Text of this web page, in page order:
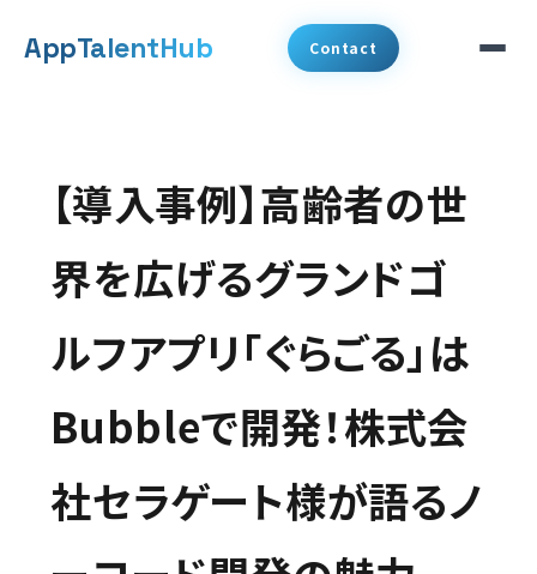
メ
AppTalentHub Contact
代表挨拶
事例
コラム
お知らせ
会社概要
【導入事例】高齢者の世
界を広げるグランドゴ
ルフアプリ「ぐらごる」は
Bubbleで開発！株式会
社セラゲート様が語るノ